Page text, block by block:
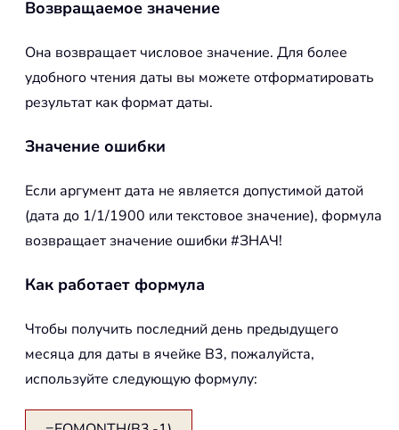
Возвращаемое значение
Она возвращает числовое значение. Для более
удобного чтения даты вы можете отформатировать
результат как формат даты.
Значение ошибки
Если аргумент дата не является допустимой датой
(дата до 1/1/1900 или текстовое значение), формула
возвращает значение ошибки #ЗНАЧ!
Как работает формула
Чтобы получить последний день предыдущего
месяца для даты в ячейке B3, пожалуйста,
используйте следующую формулу: